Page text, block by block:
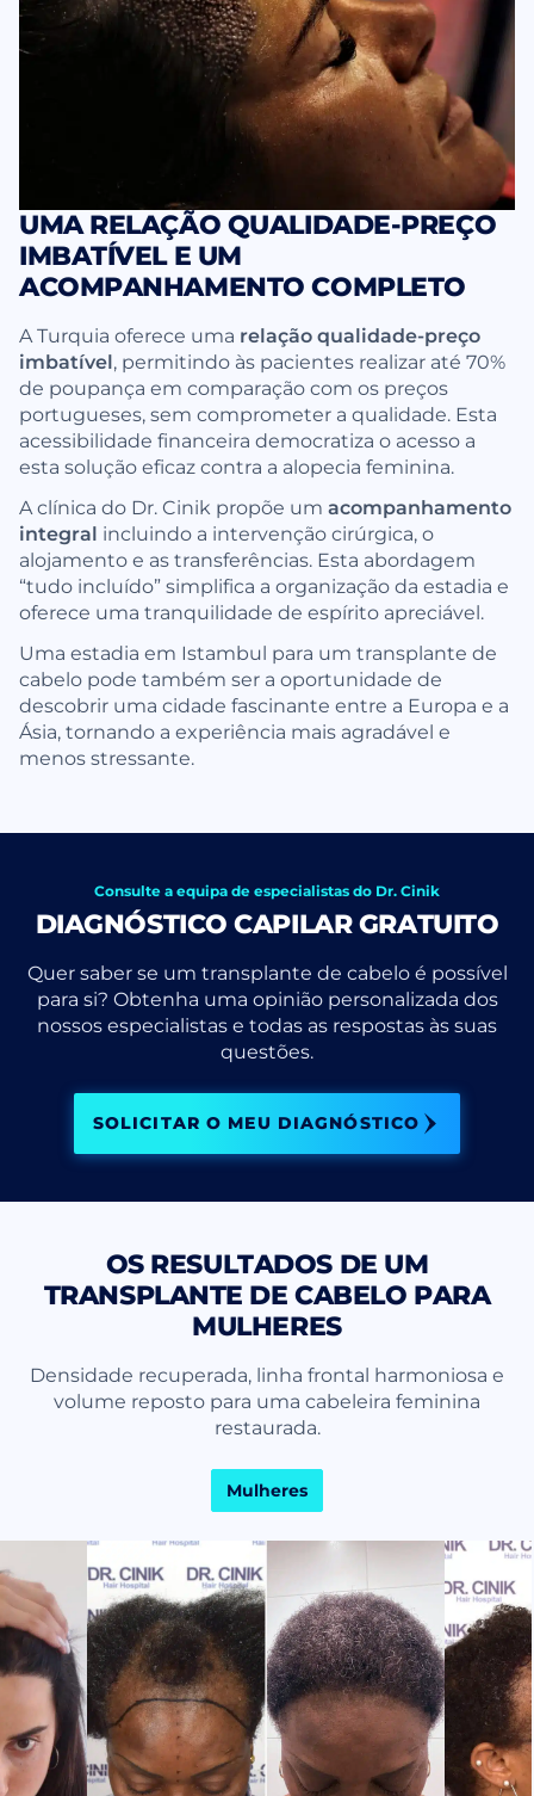
UMA RELAÇÃO QUALIDADE-PREÇO
IMBATÍVEL E UM
ACOMPANHAMENTO COMPLETO
A Turquia oferece uma relação qualidade-preço
imbatível, permitindo às pacientes realizar até 70%
de poupança em comparação com os preços
portugueses, sem comprometer a qualidade. Esta
acessibilidade financeira democratiza o acesso a
esta solução eficaz contra a alopecia feminina.
A clínica do Dr. Cinik propõe um acompanhamento
integral incluindo a intervenção cirúrgica, o
alojamento e as transferências. Esta abordagem
“tudo incluído” simplifica a organização da estadia e
oferece uma tranquilidade de espírito apreciável.
Uma estadia em Istambul para um transplante de
cabelo pode também ser a oportunidade de
descobrir uma cidade fascinante entre a Europa e a
Ásia, tornando a experiência mais agradável e
menos stressante.
Consulte a equipa de especialistas do Dr. Cinik
DIAGNÓSTICO CAPILAR GRATUITO
Quer saber se um transplante de cabelo é possível
para si? Obtenha uma opinião personalizada dos
nossos especialistas e todas as respostas às suas
questões.
SOLICITAR O MEU DIAGNÓSTICO
OS RESULTADOS DE UM
TRANSPLANTE DE CABELO PARA
MULHERES
Densidade recuperada, linha frontal harmoniosa e
volume reposto para uma cabeleira feminina
restaurada.
Mulheres